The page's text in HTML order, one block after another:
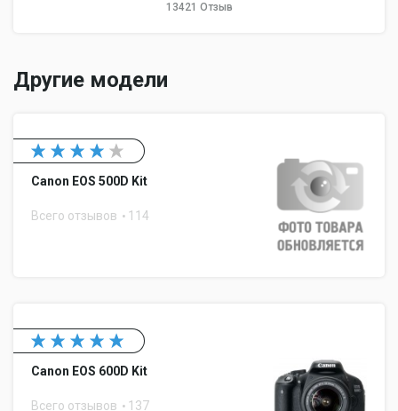
13421 Отзыв
Другие модели
Canon EOS 500D Kit
Всего отзывов 114
Canon EOS 600D Kit
Всего отзывов 137